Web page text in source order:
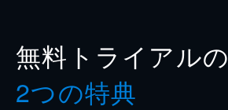
無料トライアルの
2つの特典